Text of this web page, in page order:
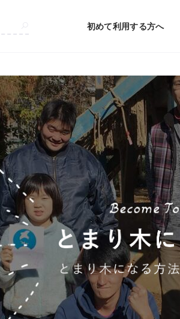
初めて利用する方へ